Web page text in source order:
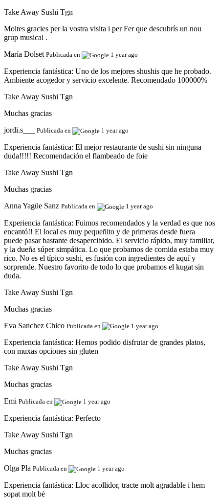
Take Away Sushi Tgn
Moltes gracies per la vostra visita i per Fer que descubrís un nou
grup musical .
María Dolset Publicada en 1 year ago
Experiencia fantástica: Uno de los mejores shushis que he probado.
Ambiente acogedor y servicio excelente. Recomendado 100000%
Take Away Sushi Tgn
Muchas gracias
jordi.s___
Publicada en 1 year ago
Experiencia fantástica: El mejor restaurante de sushi sin ninguna
duda!!!!! Recomendación el flambeado de foie
Take Away Sushi Tgn
Muchas gracias
Anna Yagüe Sanz Publicada en 1 year ago
Experiencia fantástica: Fuimos recomendados y la verdad es que nos
encantó!! El local es muy pequeñito y de primeras desde fuera
puede pasar bastante desapercibido. El servicio rápido, muy familiar,
y la dueña súper simpática. Lo que probamos de comida estaba muy
rico. No es el típico sushi, es fusión con ingredientes de aquí y
sorprende. Nuestro favorito de todo lo que probamos el kugat sin
duda.
Take Away Sushi Tgn
Muchas gracias
Eva Sanchez Chico Publicada en 1 year ago
Experiencia fantástica: Hemos podido disfrutar de grandes platos,
con muxas opciones sin gluten
Take Away Sushi Tgn
Muchas gracias
Emi Publicada en 1 year ago
Experiencia fantástica: Perfecto
Take Away Sushi Tgn
Muchas gracias
Olga Pla Publicada en 1 year ago
Experiencia fantástica: Lloc acollidor, tracte molt agradable i hem
sopat molt bé